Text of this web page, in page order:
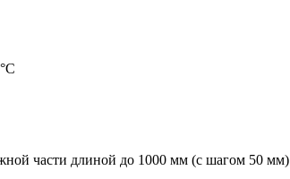
части длиной до 1000 мм (с шагом 50 мм)